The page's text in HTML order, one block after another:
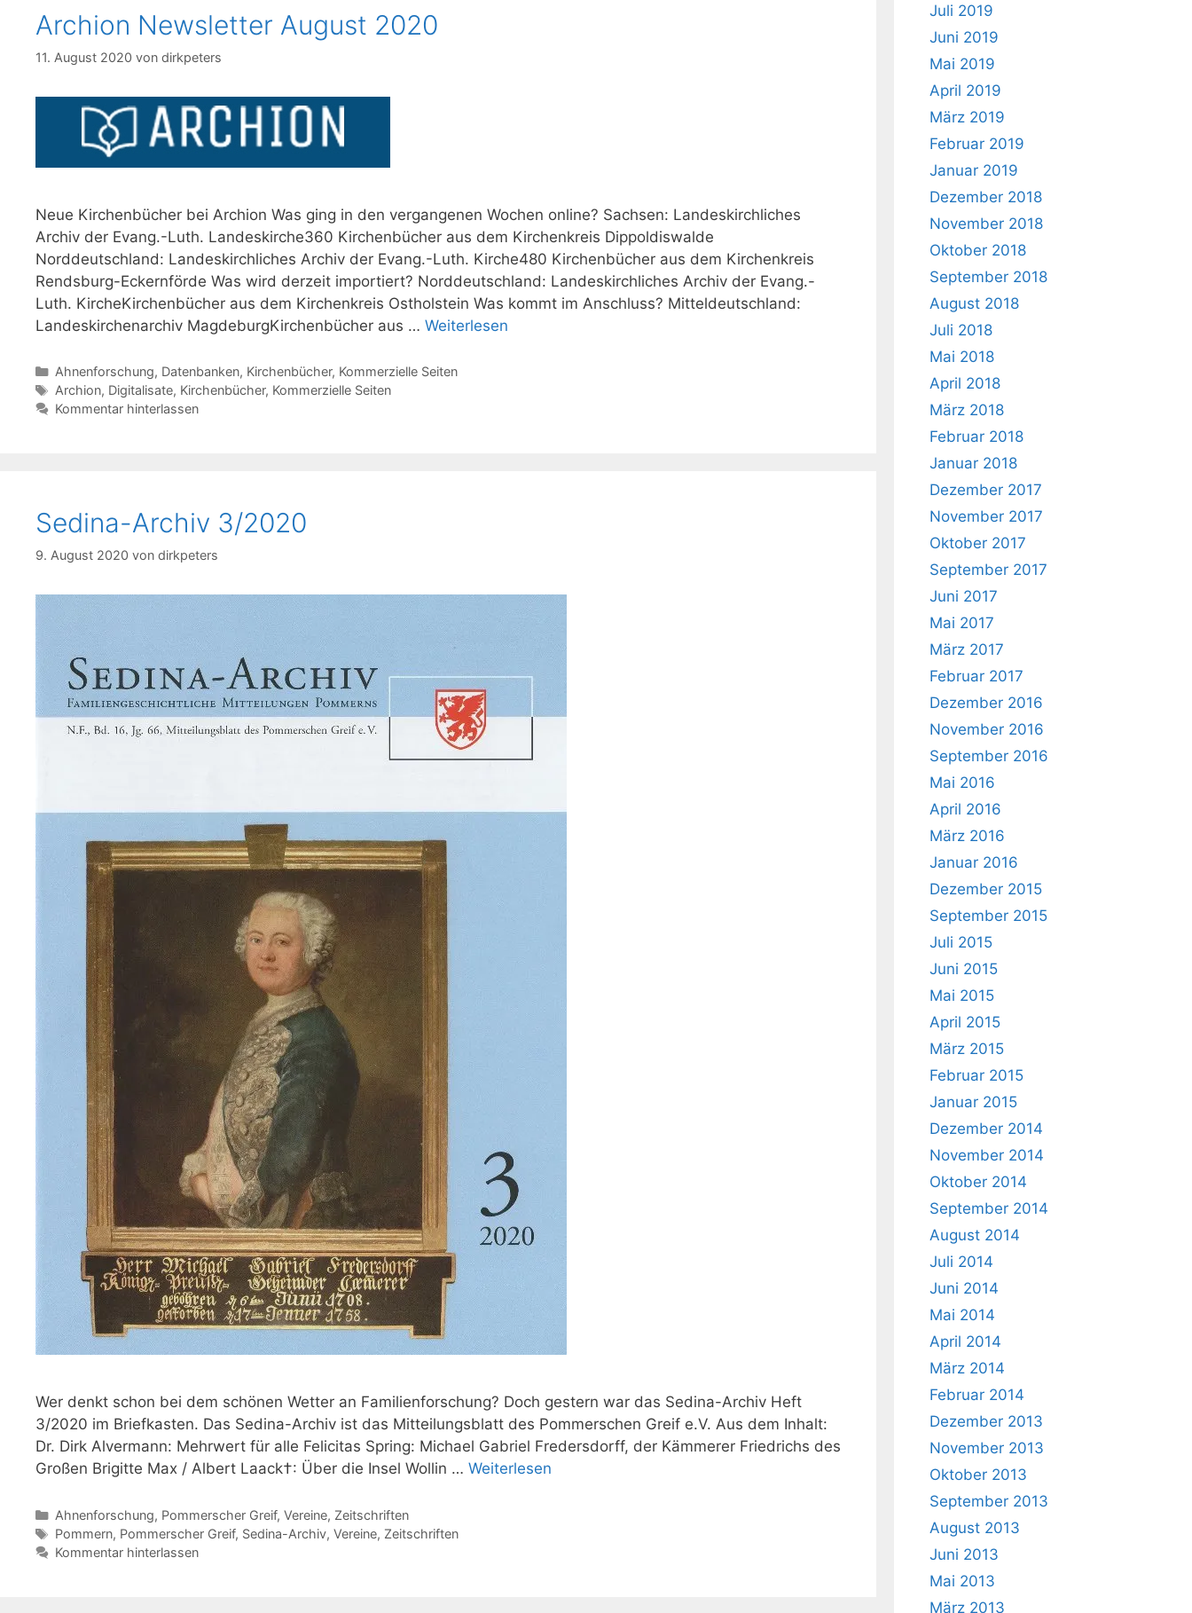
Archion Newsletter August 2020
11. August 2020 von dirkpeters
Neue Kirchenbücher bei Archion Was ging in den vergangenen Wochen online? Sachsen: Landeskirchliches
Archiv der Evang.-Luth. Landeskirche360 Kirchenbücher aus dem Kirchenkreis Dippoldiswalde
Norddeutschland: Landeskirchliches Archiv der Evang.-Luth. Kirche480 Kirchenbücher aus dem Kirchenkreis
Rendsburg-Eckernförde Was wird derzeit importiert? Norddeutschland: Landeskirchliches Archiv der Evang.-
Luth. KircheKirchenbücher aus dem Kirchenkreis Ostholstein Was kommt im Anschluss? Mitteldeutschland:
Landeskirchenarchiv MagdeburgKirchenbücher aus … Weiterlesen
Kategorien
Ahnenforschung, Datenbanken, Kirchenbücher, Kommerzielle Seiten
Schlagwörter
Archion, Digitalisate, Kirchenbücher, Kommerzielle Seiten
Kommentar hinterlassen
Sedina-Archiv 3/2020
9. August 2020 von dirkpeters
Wer denkt schon bei dem schönen Wetter an Familienforschung? Doch gestern war das Sedina-Archiv Heft
3/2020 im Briefkasten. Das Sedina-Archiv ist das Mitteilungsblatt des Pommerschen Greif e.V. Aus dem Inhalt:
Dr. Dirk Alvermann: Mehrwert für alle Felicitas Spring: Michael Gabriel Fredersdorff, der Kämmerer Friedrichs des
Großen Brigitte Max / Albert Laack†: Über die Insel Wollin … Weiterlesen
Kategorien
Ahnenforschung, Pommerscher Greif, Vereine, Zeitschriften
Schlagwörter
Pommern, Pommerscher Greif, Sedina-Archiv, Vereine, Zeitschriften
Kommentar hinterlassen
Juli 2019
Juni 2019
Mai 2019
April 2019
März 2019
Februar 2019
Januar 2019
Dezember 2018
November 2018
Oktober 2018
September 2018
August 2018
Juli 2018
Mai 2018
April 2018
März 2018
Februar 2018
Januar 2018
Dezember 2017
November 2017
Oktober 2017
September 2017
Juni 2017
Mai 2017
März 2017
Februar 2017
Dezember 2016
November 2016
September 2016
Mai 2016
April 2016
März 2016
Januar 2016
Dezember 2015
September 2015
Juli 2015
Juni 2015
Mai 2015
April 2015
März 2015
Februar 2015
Januar 2015
Dezember 2014
November 2014
Oktober 2014
September 2014
August 2014
Juli 2014
Juni 2014
Mai 2014
April 2014
März 2014
Februar 2014
Dezember 2013
November 2013
Oktober 2013
September 2013
August 2013
Juni 2013
Mai 2013
März 2013